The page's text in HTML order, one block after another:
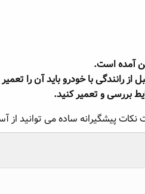
آمده است.
رانندگی با خودرو باید آن را
بررسی و تعمیر کنید.
نکات پیشگیرانه ساده می توانید